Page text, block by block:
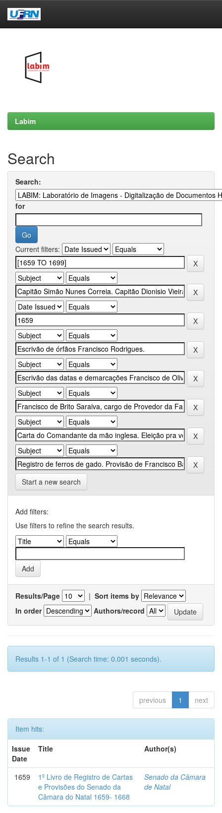
Labim
Search
Search:
for
Current filters:
Start a new search
Add filters:
Use filters to refine the search results.
Results/Page | Sort items by
In order
Authors/record
Results 1-1 of 1 (Search time: 0.001 seconds).
previous 1 next
Item hits:
Issue
Date
Title Author(s)
1659
1º Livro de Registro de Cartas
e Provisões do Senado da
Câmara do Natal 1659- 1668
Senado da Câmara
de Natal